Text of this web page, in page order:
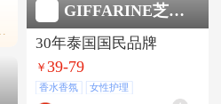
GIFFARINE芝芙莲
30年泰国国民品牌
￥ 39-79
香水香氛 女性护理